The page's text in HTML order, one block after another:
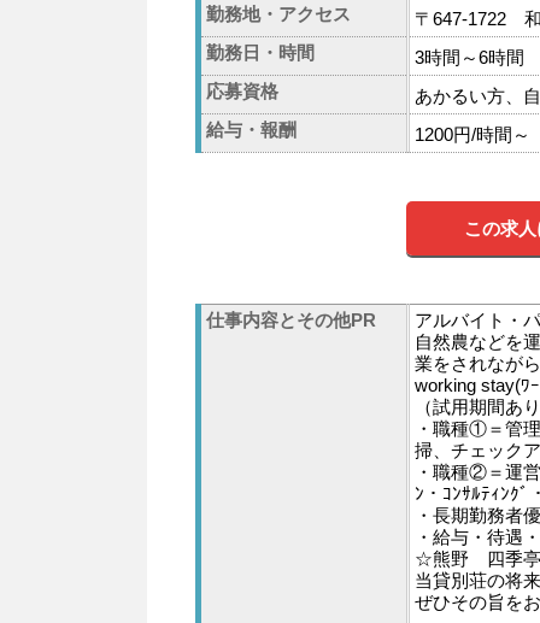
勤務地・アクセス
〒647-1722
勤務日・時間
3時間～6時間
応募資格
あかるい方、
給与・報酬
1200円/時間～
この求
仕事内容とその他PR
アルバイト・
自然農などを
業をされなが
working stay(ﾜ
（試用期間あ
・職種①＝管
掃、チェック
・職種②＝運
ﾝ・ｺﾝｻﾙﾃｨﾝｸﾞ
・長期勤務者
・給与・待遇
☆熊野 四季亭
当貸別荘の将
ぜひその旨を